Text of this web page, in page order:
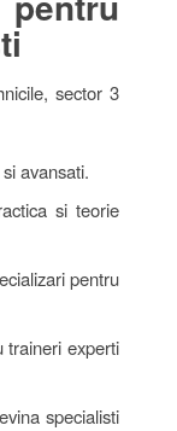
sector 3
avansati.
si teorie
pentru
traineri experti
specialisti